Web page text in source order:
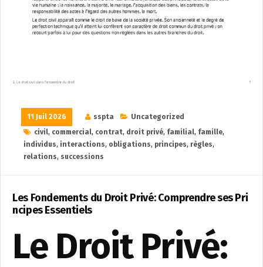
11 Juil 2026 sspta
Uncategorized
civil, commercial, contrat, droit privé, familial, famille,
individus, interactions, obligations, principes, règles,
relations, successions
Les Fondements du Droit Privé: Comprendre ses Pri
ncipes Essentiels
Le Droit Privé: